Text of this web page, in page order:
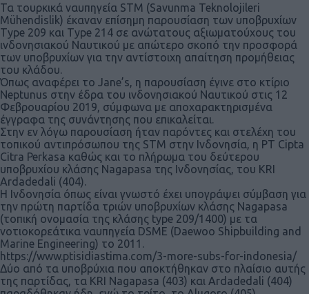
Τα τουρκικά ναυπηγεία STM (Savunma Teknolojileri
Mühendislik) έκαναν επίσημη παρουσίαση των υποβρυχίων
Τype 209 και Τype 214 σε ανώτατους αξιωματούχους του
ινδονησιακού Ναυτικού με απώτερο σκοπό την προσφορά
των υποβρυχίων για την αντίστοιχη απαίτηση προμήθειας
του κλάδου.
Όπως αναφέρει το Jane’s, η παρουσίαση έγινε στο κτίριο
Neptunus στην έδρα του ινδονησιακού Ναυτικού στις 12
Φεβρουαρίου 2019, σύμφωνα με αποχαρακτηρισμένα
έγγραφα της συνάντησης που επικαλείται.
Στην εν λόγω παρουσίαση ήταν παρόντες και στελέχη του
τοπικού αντιπρόσωπου της STM στην Ινδονησία, η PT Cipta
Citra Perkasa καθώς και το πλήρωμα του δεύτερου
υποβρυχίου κλάσης Nagapasa της Ινδονησίας, του KRI
Ardadedali (404).
Η Ινδονησία όπως είναι γνωστό έχει υπογράψει σύμβαση για
την πρώτη παρτίδα τριών υποβρυχίων κλάσης Nagapasa
(τοπική ονομασία της κλάσης type 209/1400) με τα
νοτιοκορεάτικα ναυπηγεία DSME (Daewoo Shipbuilding and
Marine Engineering) το 2011.
https://www.ptisidiastima.com/3-more-subs-for-indonesia/
Δύο από τα υποβρύχια που αποκτήθηκαν στο πλαίσιο αυτής
της παρτίδας, τα KRI Nagapasa (403) και Ardadedali (404)